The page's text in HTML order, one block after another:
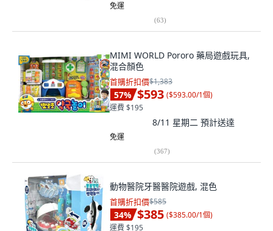
免運
(63)
MIMI WORLD Pororo 藥局遊戲玩具,
混合顏色
首購折扣價$1,383
57% $593 ($593.00/1個)
運費 $195
8/11 星期二 預計送達
免運
(367)
動物醫院牙醫醫院遊戲, 混色
首購折扣價$585
34% $385 ($385.00/1個)
運費 $195